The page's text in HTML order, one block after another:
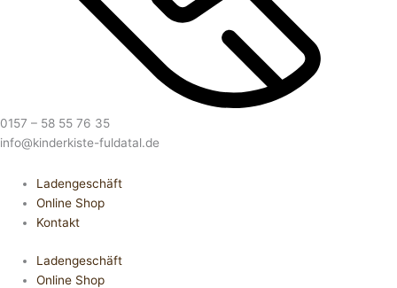
0157 – 58 55 76 35
info@kinderkiste-fuldatal.de
Ladengeschäft
Online Shop
Kontakt
Ladengeschäft
Online Shop